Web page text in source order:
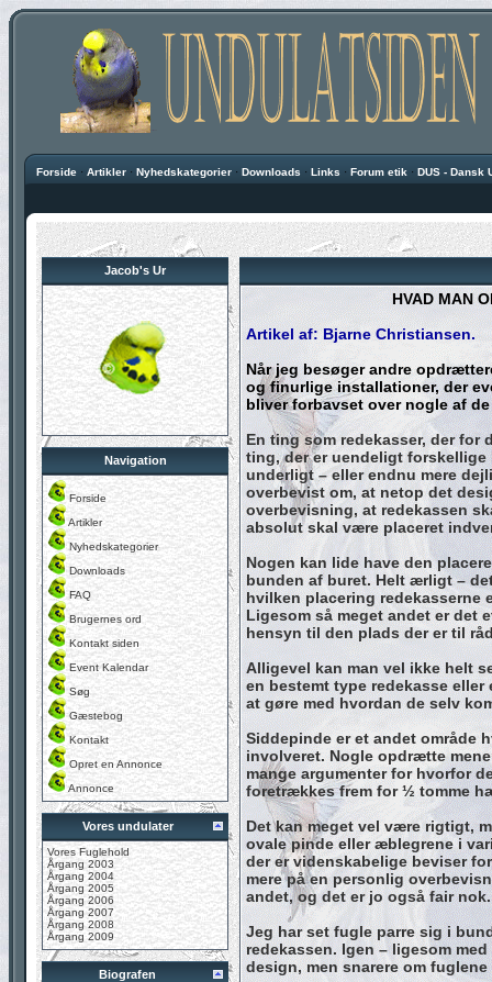
Forside · Artikler · Nyhedskategorier · Downloads · Links · Forum etik · DUS - Dansk
Jacob's Ur
Navigation
Forside
Artikler
Nyhedskategorier
Downloads
FAQ
Brugernes ord
Kontakt siden
Event Kalendar
Søg
Gæstebog
Kontakt
Opret en Annonce
Annonce
Vores undulater
Vores Fuglehold
Årgang 2003
Årgang 2004
Årgang 2005
Årgang 2006
Årgang 2007
Årgang 2008
Årgang 2009
Biografen
HVAD MAN
Artikel af: Bjarne Christiansen.
Når jeg besøger andre
og finurlige installationer, der
bliver forbavset over nogle af
En ting som redekasser, der for
ting, der er uendeligt forskellige
underligt – eller endnu mere
overbevist om, at netop det
overbevisning, at redekassen
absolut skal være placeret
Nogen kan lide have den
bunden af buret. Helt ærligt –
hvilken placering redekasserne
Ligesom så meget andet er det
hensyn til den plads der er til
Alligevel kan man vel ikke helt
en bestemt type redekasse
at gøre med hvordan de selv
Siddepinde er et andet område
involveret. Nogle opdrætte
mange argumenter for hvorfor
foretrækkes frem for ½ tomme
Det kan meget vel være rigtigt,
ovale pinde eller æblegrene i
der er videnskabelige beviser
mere på en personlig
andet, og det er jo også fair nok.
Jeg har set fugle parre sig i
redekassen. Igen – ligesom
design, men snarere om